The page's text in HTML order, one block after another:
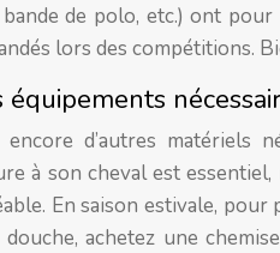
de polo, etc.) ont
lors des compétitions.
d’autres matériels
à son cheval est
En saison estivale,
achetez une